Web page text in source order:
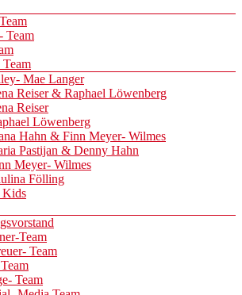
Team
Team
Mae Langer
Reiser & Raphael Löwenberg
Reiser
Löwenberg
Hahn & Finn Meyer- Wilmes
Pastijan & Denny Hahn
Meyer- Wilmes
Fölling
Kids
Team
Team
Team